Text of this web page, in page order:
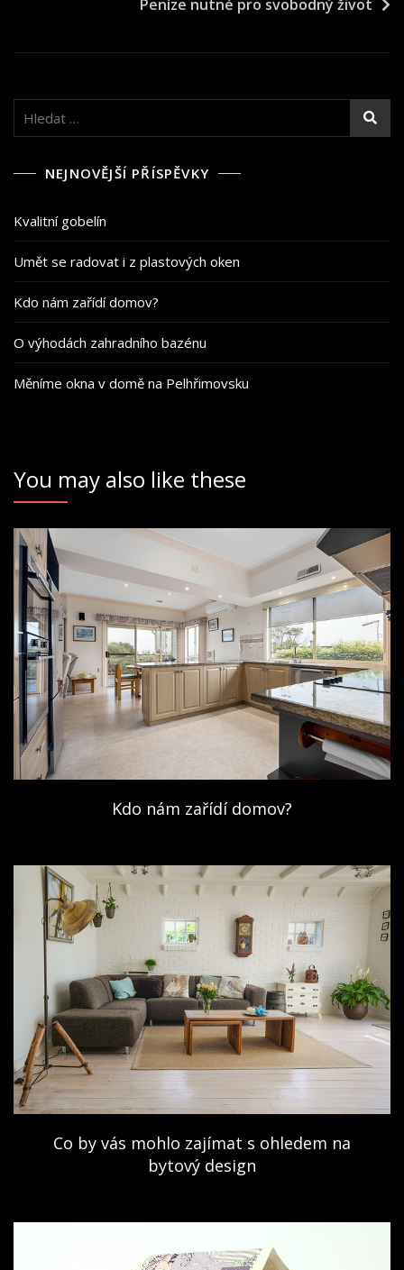
Peníze nutné pro svobodný život
NEJNOVĚJŠÍ PŘÍSPĚVKY
Kvalitní gobelín
Umět se radovat i z plastových oken
Kdo nám zařídí domov?
O výhodách zahradního bazénu
Měníme okna v domě na Pelhřimovsku
You may also like these
Kdo nám zařídí domov?
Co by vás mohlo zajímat s ohledem na
bytový design